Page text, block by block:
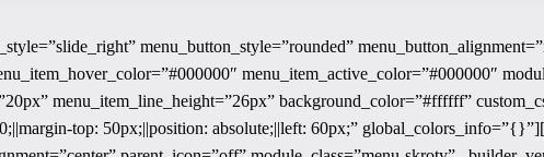
menu_button_style=”rounded”
menu_item_active_color=”#000000″
menu_item_line_height=”26px” background_color=”#ffffff”
top: 50px;||position: absolute;||left: 60px;”